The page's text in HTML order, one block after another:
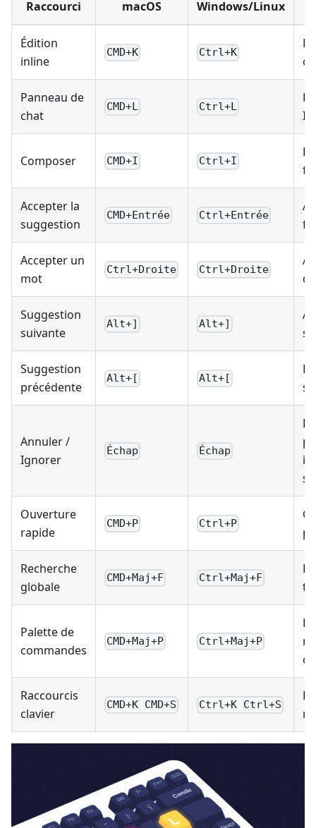
Raccourci macOS Windows/Linux
Édition
inline
CMD+K Ctrl+K
Panneau de
chat
CMD+L Ctrl+L
IA
Composer CMD+I Ctrl+I
Accepter la
suggestion
CMD+Entrée Ctrl+Entrée
Accepter un
mot
Ctrl+Droite Ctrl+Droite
Suggestion
suivante
Alt+] Alt+]
Suggestion
précédente
Alt+[ Alt+[
Annuler /
Ignorer
Échap Échap
Ouverture
rapide
CMD+P Ctrl+P
Recherche
globale
CMD+Maj+F Ctrl+Maj+F
Palette de
commandes
CMD+Maj+P Ctrl+Maj+P
Raccourcis
clavier
CMD+K CMD+S Ctrl+K Ctrl+S